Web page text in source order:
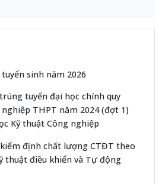
sinh năm 2026
tuyển đại học chính quy
THPT năm 2024 (đợt 1)
Kỹ thuật Công nghiệp
định chất lượng CTĐT theo
thuật điều khiển và Tự động